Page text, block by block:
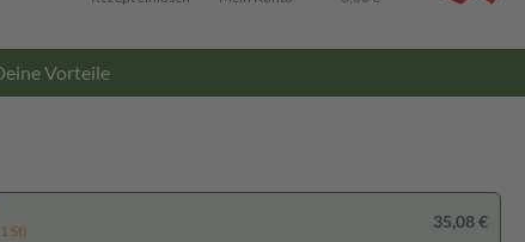
Vorteile
St)
35,08 €